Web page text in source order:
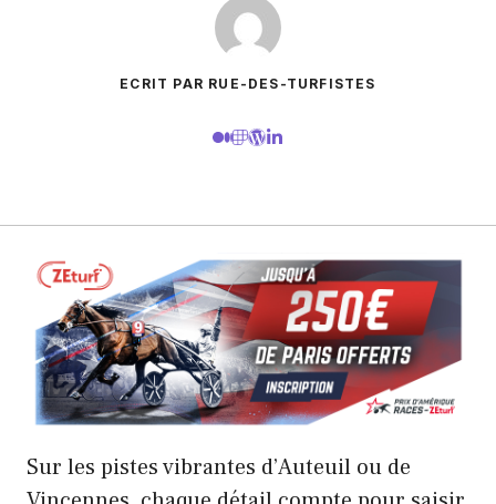
ECRIT PAR RUE-DES-TURFISTES
Sur les pistes vibrantes d’Auteuil ou de